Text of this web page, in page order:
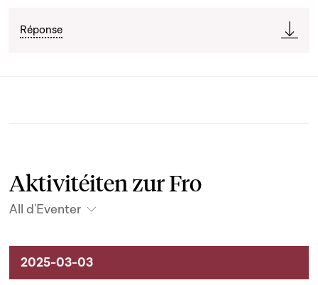
Réponse
Aktivitéiten zur Fro
All d'Eventer
Aktivitéiten um Dossier